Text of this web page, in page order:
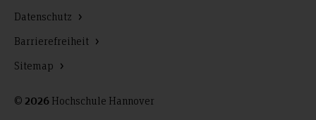
© 2026 Hochschule Hannover
Datenschutz
Barrierefreiheit
Sitemap